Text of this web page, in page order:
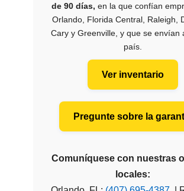
de 90 días, en la que confían
Orlando, Florida Central, Raleigh,
Cary y Greenville, y que se envían
país.
Ver inventario
Pregunte sobre la
Comuníquese con nuestras
locales: